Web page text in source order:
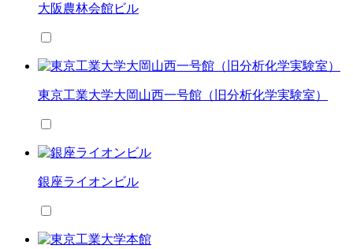
大阪農林会館ビル
東京工業大学大岡山西一号館（旧分析化学実験室）
銀座ライオンビル